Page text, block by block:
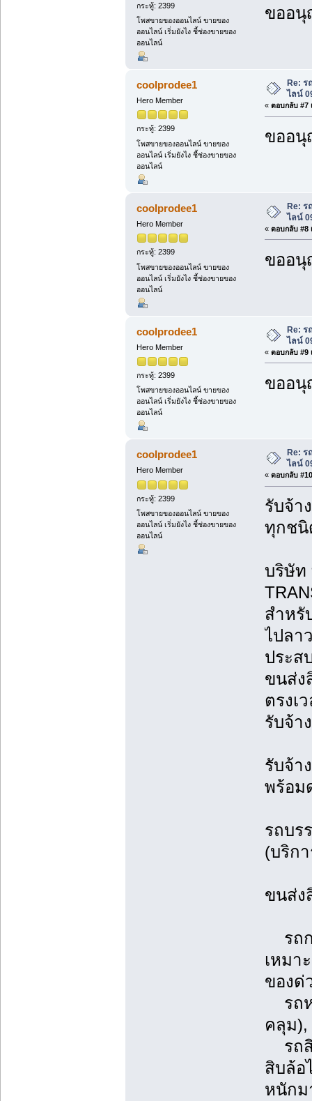
กระทู้: 2399
โพสขายของออนไลน์ ขายของ
ออนไลน์ เริ่มยังไง ชี้ช่องขายของ
ออนไลน์
ขออนุ
coolprodee1
Hero Member
กระทู้: 2399
โพสขายของออนไลน์ ขายของ
ออนไลน์ เริ่มยังไง ชี้ช่องขายของ
ออนไลน์
Re: ร
ไลน์
« ตอบกลับ #7
ขออนุ
coolprodee1
Hero Member
กระทู้: 2399
โพสขายของออนไลน์ ขายของ
ออนไลน์ เริ่มยังไง ชี้ช่องขายของ
ออนไลน์
Re: ร
ไลน์
« ตอบกลับ #8
ขออนุ
coolprodee1
Hero Member
กระทู้: 2399
โพสขายของออนไลน์ ขายของ
ออนไลน์ เริ่มยังไง ชี้ช่องขายของ
ออนไลน์
Re: ร
ไลน์
« ตอบกลับ #9
ขออนุ
coolprodee1
Hero Member
กระทู้: 2399
โพสขายของออนไลน์ ขายของ
ออนไลน์ เริ่มยังไง ชี้ช่องขายของ
ออนไลน์
Re: ร
ไลน์
« ตอบกลับ
รับจ้า
ทุกชนิ
บริษัท
สำหรั
ไปลา
ประส
ขนส่ง
ตรงเ
รับจ้า
รับจ้า
พร้อม
รถบร
(บริก
ขนส่ง
รถก
เหมา
ของด่
รถห
คลุม),
รถสิ
สิบล้อ
หนักม